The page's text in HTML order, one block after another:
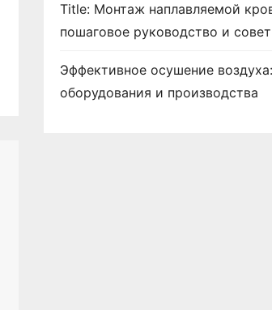
Title: Монтаж наплавляемой
пошаговое руководство и
Эффективное осушение
оборудования и производства